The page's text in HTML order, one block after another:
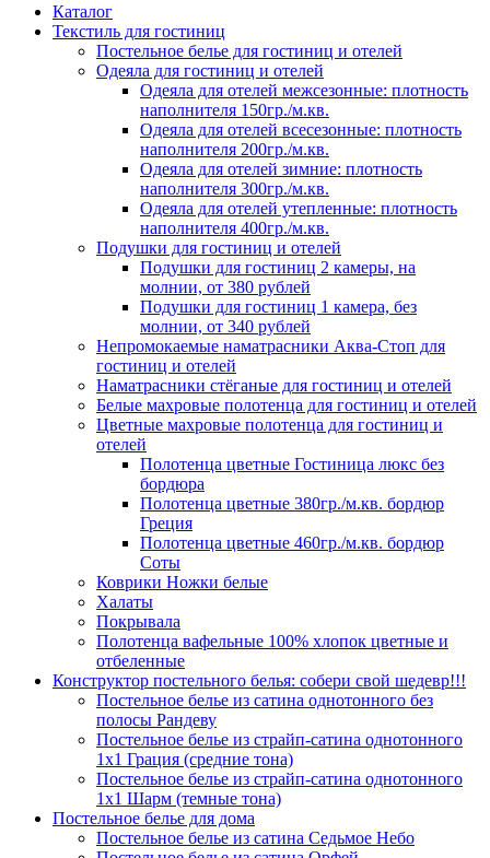
Каталог
Текстиль для гостиниц
Постельное белье для гостиниц и отелей
Одеяла для гостиниц и отелей
Одеяла для отелей межсезонные: плотность
наполнителя 150гр./м.кв.
Одеяла для отелей всесезонные: плотность
наполнителя 200гр./м.кв.
Одеяла для отелей зимние: плотность
наполнителя 300гр./м.кв.
Одеяла для отелей утепленные: плотность
наполнителя 400гр./м.кв.
Подушки для гостиниц и отелей
Подушки для гостиниц 2 камеры, на
молнии, от 380 рублей
Подушки для гостиниц 1 камера, без
молнии, от 340 рублей
Непромокаемые наматрасники Аква-Стоп для
гостиниц и отелей
Наматрасники стёганые для гостиниц и отелей
Белые махровые полотенца для гостиниц и отелей
Цветные махровые полотенца для гостиниц и
отелей
Полотенца цветные Гостиница люкс без
бордюра
Полотенца цветные 380гр./м.кв. бордюр
Греция
Полотенца цветные 460гр./м.кв. бордюр
Соты
Коврики Ножки белые
Халаты
Покрывала
Полотенца вафельные 100% хлопок цветные и
отбеленные
Конструктор постельного белья: собери свой шедевр!!!
Постельное белье из сатина однотонного без
полосы Рандеву
Постельное белье из страйп-сатина однотонного
1х1 Грация (средние тона)
Постельное белье из страйп-сатина однотонного
1х1 Шарм (темные тона)
Постельное белье для дома
Постельное белье из сатина Седьмое Небо